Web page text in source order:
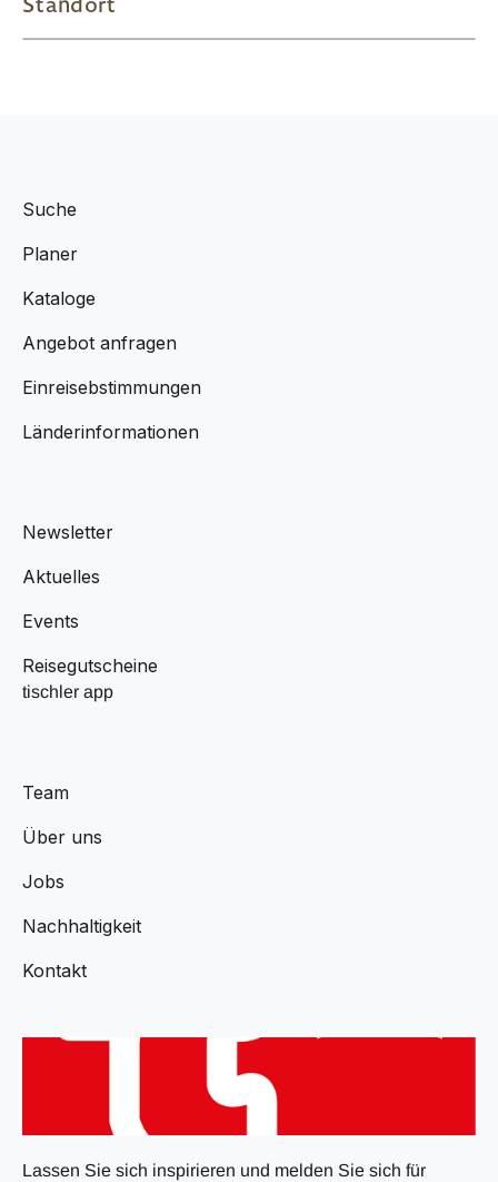
Suche
Planer
Kataloge
Angebot anfragen
Einreisebstimmungen
Länderinformationen
Newsletter
Aktuelles
Events
Reisegutscheine
tischler app
Team
Über uns
Jobs
Nachhaltigkeit
Kontakt
Lassen Sie sich inspirieren und melden Sie sich für